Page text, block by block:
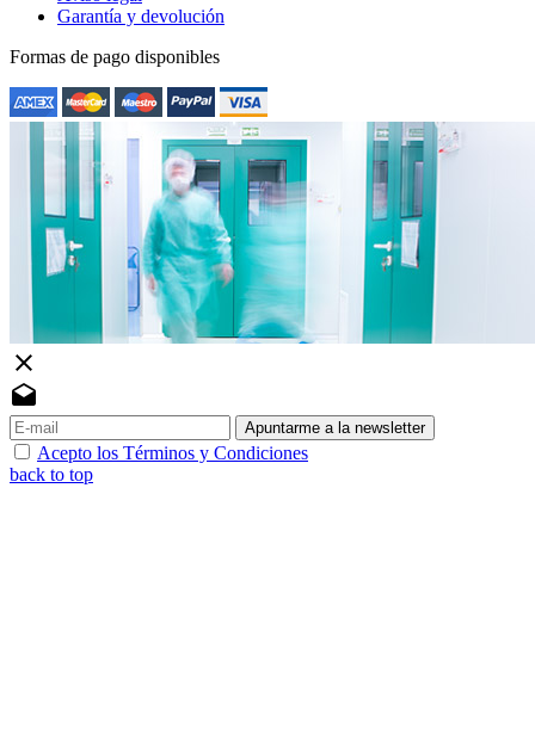
Garantía y devolución
Formas de pago disponibles
close
drafts
Apuntarme a la newsletter
Acepto los Términos y Condiciones
back to top